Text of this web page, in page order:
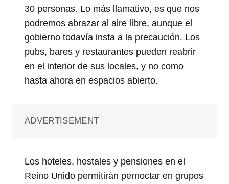
30 personas. Lo más llamativo, es que nos
podremos abrazar al aire libre, aunque el
gobierno todavía insta a la precaución. Los
pubs, bares y restaurantes pueden reabrir
en el interior de sus locales, y no como
hasta ahora en espacios abierto.
ADVERTISEMENT
Los hoteles, hostales y pensiones en el
Reino Unido permitirán pernoctar en grupos